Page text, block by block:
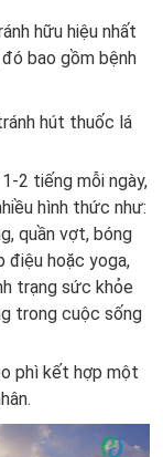
hữu hiệu nhất
bao gồm bệnh
hút thuốc lá
2 tiếng mỗi ngày,
hình thức như:
quần vợt, bóng
điệu hoặc yoga,
trạng sức khỏe
trong cuộc sống
phì kết hợp một